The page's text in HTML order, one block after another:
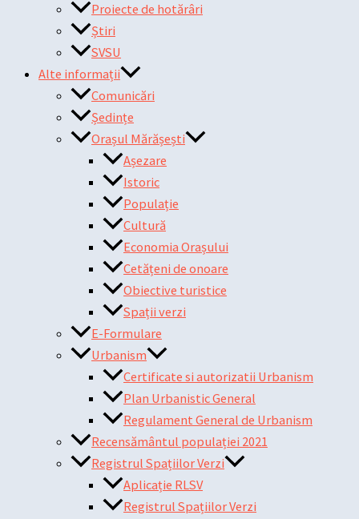
Proiecte de hotărâri
Știri
SVSU
Alte informații
Comunicări
Ședințe
Orașul Mărășești
Așezare
Istoric
Populație
Cultură
Economia Orașului
Cetățeni de onoare
Obiective turistice
Spații verzi
E-Formulare
Urbanism
Certificate si autorizatii Urbanism
Plan Urbanistic General
Regulament General de Urbanism
Recensământul populației 2021
Registrul Spațiilor Verzi
Aplicație RLSV
Registrul Spațiilor Verzi